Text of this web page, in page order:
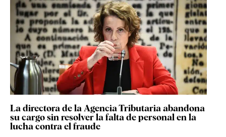
La directora de la Agencia Tributaria abandona
su cargo sin resolver la falta de personal en la
lucha contra el fraude